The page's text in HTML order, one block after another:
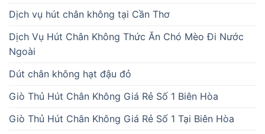
Dịch vụ hút chân không tại Cần Thơ
Dịch Vụ Hút Chân Không Thức Ăn Chó Mèo Đi Nước
Ngoài
Dút chân không hạt đậu đỏ
Giò Thủ Hút Chân Không Giá Rẻ Số 1 Biên Hòa
Giò Thủ Hút Chân Không Giá Rẻ Số 1 Tại Biên Hòa